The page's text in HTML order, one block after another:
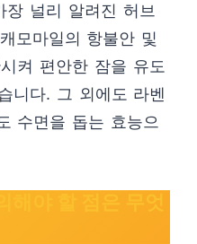
널리 알려진 허브
모마일의 항불안 및
켜 편안한 잠을 유도
니다. 그 외에도 라벤
수면을 돕는 효능으